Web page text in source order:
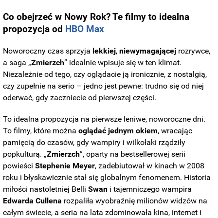
Co obejrzeć w Nowy Rok? Te filmy to idealna
propozycja od HBO Max
Noworoczny czas sprzyja lekkiej,niewymagającej rozrywce,
a saga „Zmierzch” idealnie wpisuje się w ten klimat.
Niezależnie od tego, czy oglądacie ją ironicznie, z nostalgią,
czy zupełnie na serio – jedno jest pewne: trudno się od niej
oderwać, gdy zaczniecie od pierwszej części.
To idealna propozycja na pierwsze leniwe, noworoczne dni.
To filmy, które możnaoglądać jednym okiem, wracając
pamięcią do czasów, gdy wampiry i wilkołaki rządziły
popkulturą. „Zmierzch”, oparty na bestsellerowej serii
powieściStephenie Meyer, zadebiutował w kinach w 2008
roku i błyskawicznie stał się globalnym fenomenem. Historia
miłości nastoletniej BelliSwan i tajemniczego wampira
Edwarda Cullena rozpaliła wyobraźnię milionów widzów na
całym świecie, a seria na lata zdominowała kina, internet i
BUZZDAY
Wedding Photo Goes Viral After Groom's Pants Rip!
NEUROMIND PRO
Japan's Oldest Doctors Say Memory Loss Isn't Age: Just
Stop Eating These 3 Foods